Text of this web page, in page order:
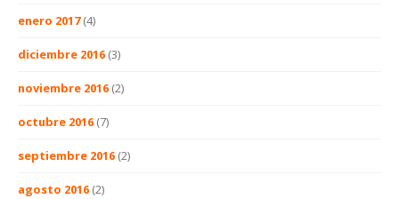
enero 2017(4)
diciembre 2016 (3)
noviembre 2016 (2)
octubre 2016 (7)
septiembre 2016 (2)
agosto 2016 (2)